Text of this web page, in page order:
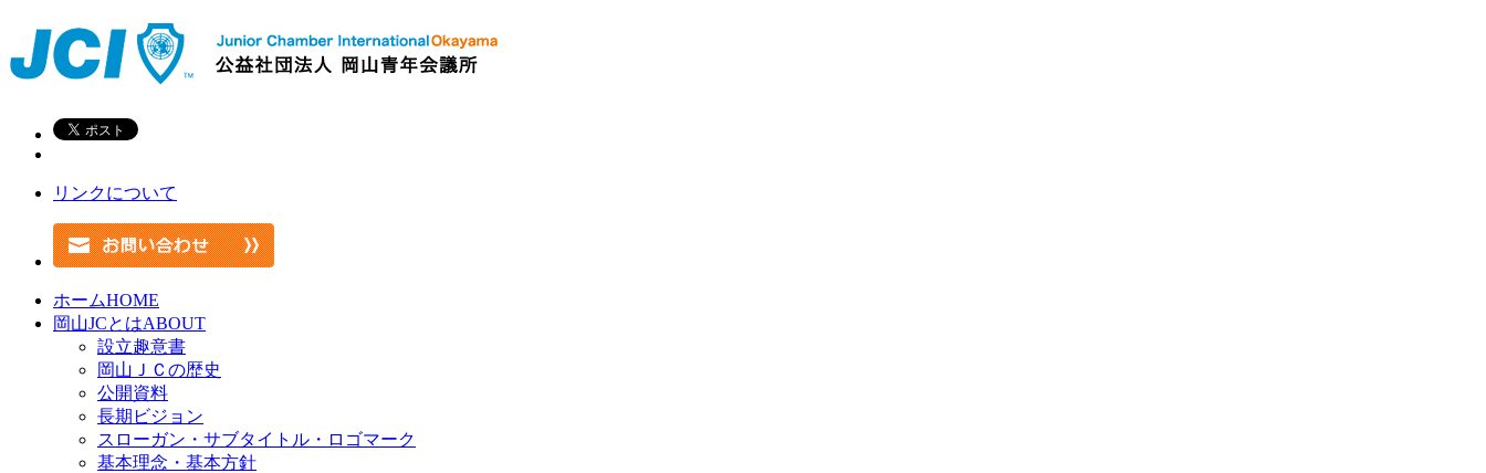
リンクについて
ホームHOME
岡山JCとはABOUT
設立趣意書
岡山ＪＣの歴史
公開資料
長期ビジョン
スローガン・サブタイトル・ロゴマーク
基本理念・基本方針